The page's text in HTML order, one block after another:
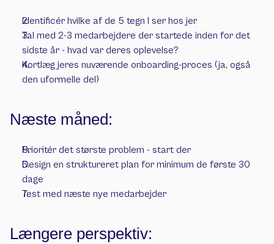
Identificér hvilke af de 5 tegn I ser hos jer
Tal med 2-3 medarbejdere der startede inden for det
sidste år - hvad var deres oplevelse?
Kortlæg jeres nuværende onboarding-proces (ja, også
den uformelle del)
Næste måned:
Prioritér det største problem - start der
Design en struktureret plan for minimum de første 30
dage
Test med næste nye medarbejder
Længere perspektiv: